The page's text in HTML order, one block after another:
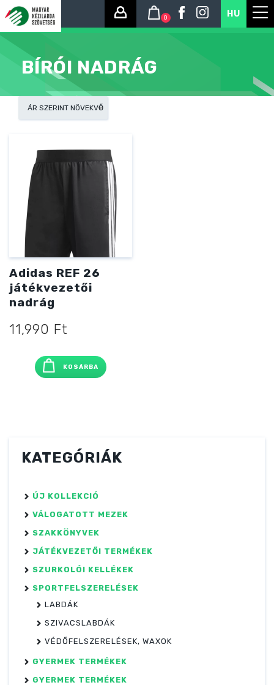
HU
0
BÍRÓI NADRÁG
Adidas REF 26
játékvezetői
nadrág
11,990 Ft
KOSÁRBA
KATEGÓRIÁK
ÚJ KOLLEKCIÓ
VÁLOGATOTT MEZEK
SZAKKÖNYVEK
JÁTÉKVEZETŐI TERMÉKEK
SZURKOLÓI KELLÉKEK
SPORTFELSZERELÉSEK
LABDÁK
SZIVACSLABDÁK
VÉDŐFELSZERELÉSEK, WAXOK
GYERMEK TERMÉKEK
GYERMEK TERMÉKEK